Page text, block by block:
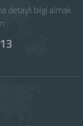
detaylı bilgi almak